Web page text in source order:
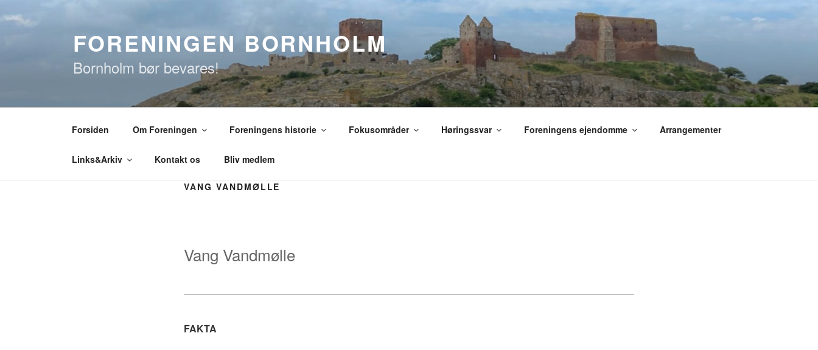
til
FORENINGEN BORNHOLM
Bornholm bør bevares!
Forsiden Om Foreningen Foreningens historie Fokusområder Høringssvar Foreningens ejendomme Arrangementer
Links&Arkiv Kontakt os Bliv medlem
VANG VANDMØLLE
Vang Vandmølle
FAKTA